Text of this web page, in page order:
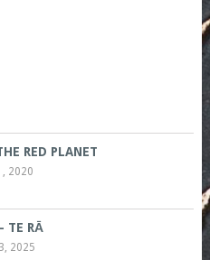
RED PLANET
2020
TE RĀ
2025